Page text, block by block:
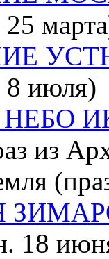
25
8 июля)
НЕБО
из
18